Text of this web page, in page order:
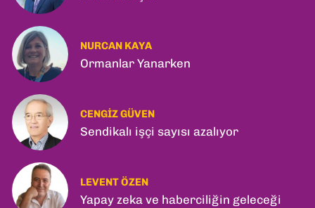
NURCAN KAYA
Ormanlar Yanarken
CENGIZ GÜVEN
Sendikalı işçi sayısı azalıyor
LEVENT ÖZEN
Yapay zeka ve haberciliğin geleceği